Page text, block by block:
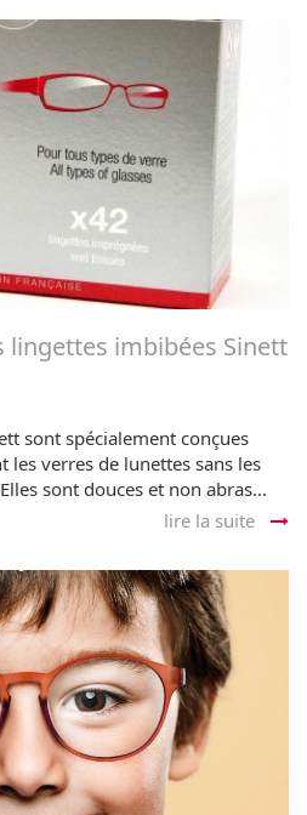
lingettes imbibées Sinett
sont spécialement conçues
les verres de lunettes sans les
sont douces et non abras...
lire la suite